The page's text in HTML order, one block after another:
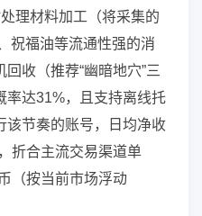
理材料加工（将采集的
祝福油等流通性强的消
收（推荐“幽暗地穴”三
率达31%，且支持离线托
该节奏的账号，日均净收
折合主流交易渠道单
（按当前市场浮动